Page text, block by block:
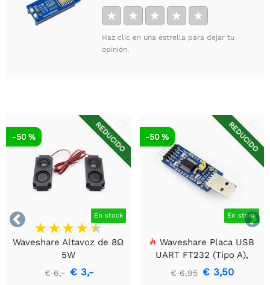
★ ★ ★ ★ ★
Haz clic en una estrella para dejar tu
opinión.


REDUCIDO
En stock
-50 %
Waveshare Altavoz de 8Ω
5W
€ 6,- € 3,-
REDUCIDO
En stock
-50 %
Waveshare Placa USB
UART FT232 (Tipo A),
Módulo de Comunicación
USB a TTL (UART)
€ 6,95 € 3,50